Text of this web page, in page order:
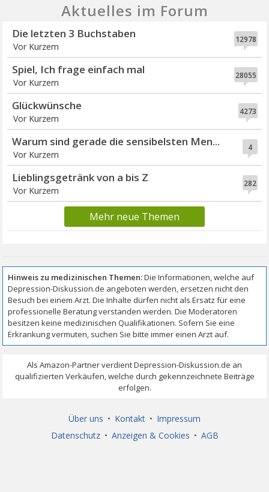
Aktuelles im Forum
12978
Die letzten 3 Buchstaben
Vor Kurzem
28055
Spiel, Ich frage einfach mal
Vor Kurzem
4273
Glückwünsche
Vor Kurzem
4
Warum sind gerade die sensibelsten Men...
Vor Kurzem
282
Lieblingsgetränk von a bis Z
Vor Kurzem
Mehr neue Themen
Über uns • Kontakt • Impressum
Datenschutz • Anzeigen & Cookies • AGB